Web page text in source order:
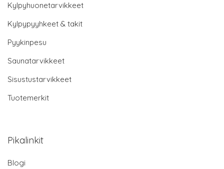
Kylpyhuonetarvikkeet
Kylpypyyhkeet & takit
Pyykinpesu
Saunatarvikkeet
Sisustustarvikkeet
Tuotemerkit
Pikalinkit
Blogi